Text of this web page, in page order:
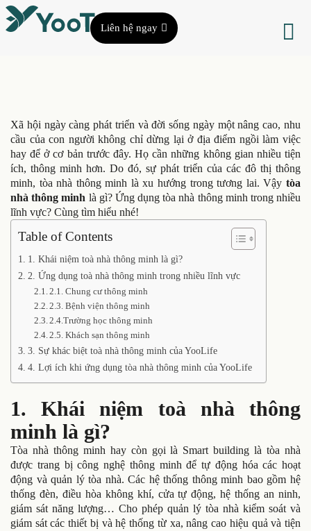
Liên hệ ngay
Xã hội ngày càng phát triển và đời sống ngày một nâng cao, nhu
cầu của con người không chỉ dừng lại ở địa điểm ngồi làm việc
hay để ở cơ bản trước đây. Họ cần những không gian nhiều tiện
ích, thông minh hơn. Do đó, sự phát triển của các đô thị thông
minh, tòa nhà thông minh là xu hướng trong tương lai. Vậy tòa
nhà thông minh là gì? Ứng dụng tòa nhà thông minh trong nhiều
lĩnh vực? Cùng tìm hiểu nhé!
Table of Contents
1. Khái niệm toà nhà thông minh là gì?
2. Ứng dụng toà nhà thông minh trong nhiều lĩnh vực
2.1. Chung cư thông minh
2.3. Bệnh viện thông minh
2.4.Trường học thông minh
2.5. Khách sạn thông minh
3. Sự khác biệt toà nhà thông minh của YooLife
4. Lợi ích khi ứng dụng tòa nhà thông minh của YooLife
1. Khái niệm toà nhà thông
minh là gì?
Tòa nhà thông minh hay còn gọi là Smart building là tòa nhà
được trang bị công nghệ thông minh để tự động hóa các hoạt
động và quản lý tòa nhà. Các hệ thống thông minh bao gồm hệ
thống đèn, điều hòa không khí, cửa tự động, hệ thống an ninh,
giám sát năng lượng… Cho phép quản lý tòa nhà kiểm soát và
giám sát các thiết bị và hệ thống từ xa, nâng cao hiệu quả và tiện